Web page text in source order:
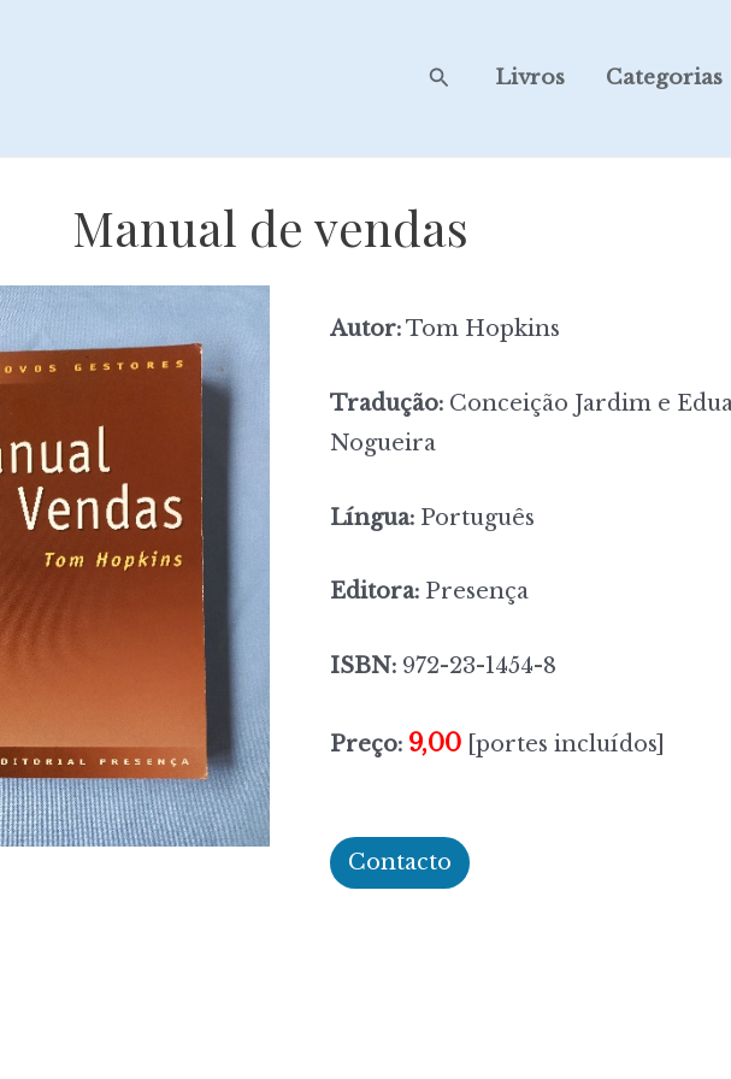
SearchLivros Categorias
Manual de vendas
Autor:Tom Hopkins
Tradução: Conceição Jardim e
Nogueira
Língua: Português
Editora: Presença
ISBN: 972-23-1454-8
Preço: 9,00 [portes incluídos]
Contacto